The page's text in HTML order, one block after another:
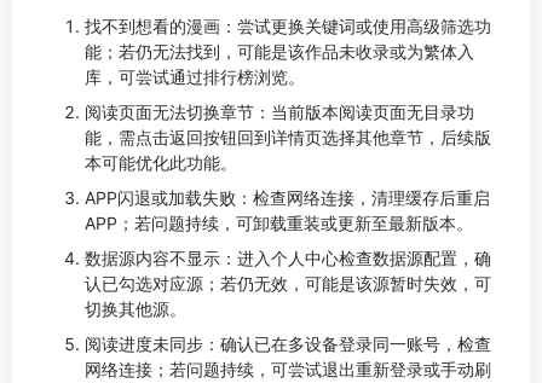
找不到想看的漫画：尝试更换关键词或使用高级筛选功
能；若仍无法找到，可能是该作品未收录或为繁体入
库，可尝试通过排行榜浏览。
阅读页面无法切换章节：当前版本阅读页面无目录功
能，需点击返回按钮回到详情页选择其他章节，后续版
本可能优化此功能。
APP闪退或加载失败：检查网络连接，清理缓存后重启
APP；若问题持续，可卸载重装或更新至最新版本。
数据源内容不显示：进入个人中心检查数据源配置，确
认已勾选对应源；若仍无效，可能是该源暂时失效，可
切换其他源。
阅读进度未同步：确认已在多设备登录同一账号，检查
网络连接；若问题持续，可尝试退出重新登录或手动刷